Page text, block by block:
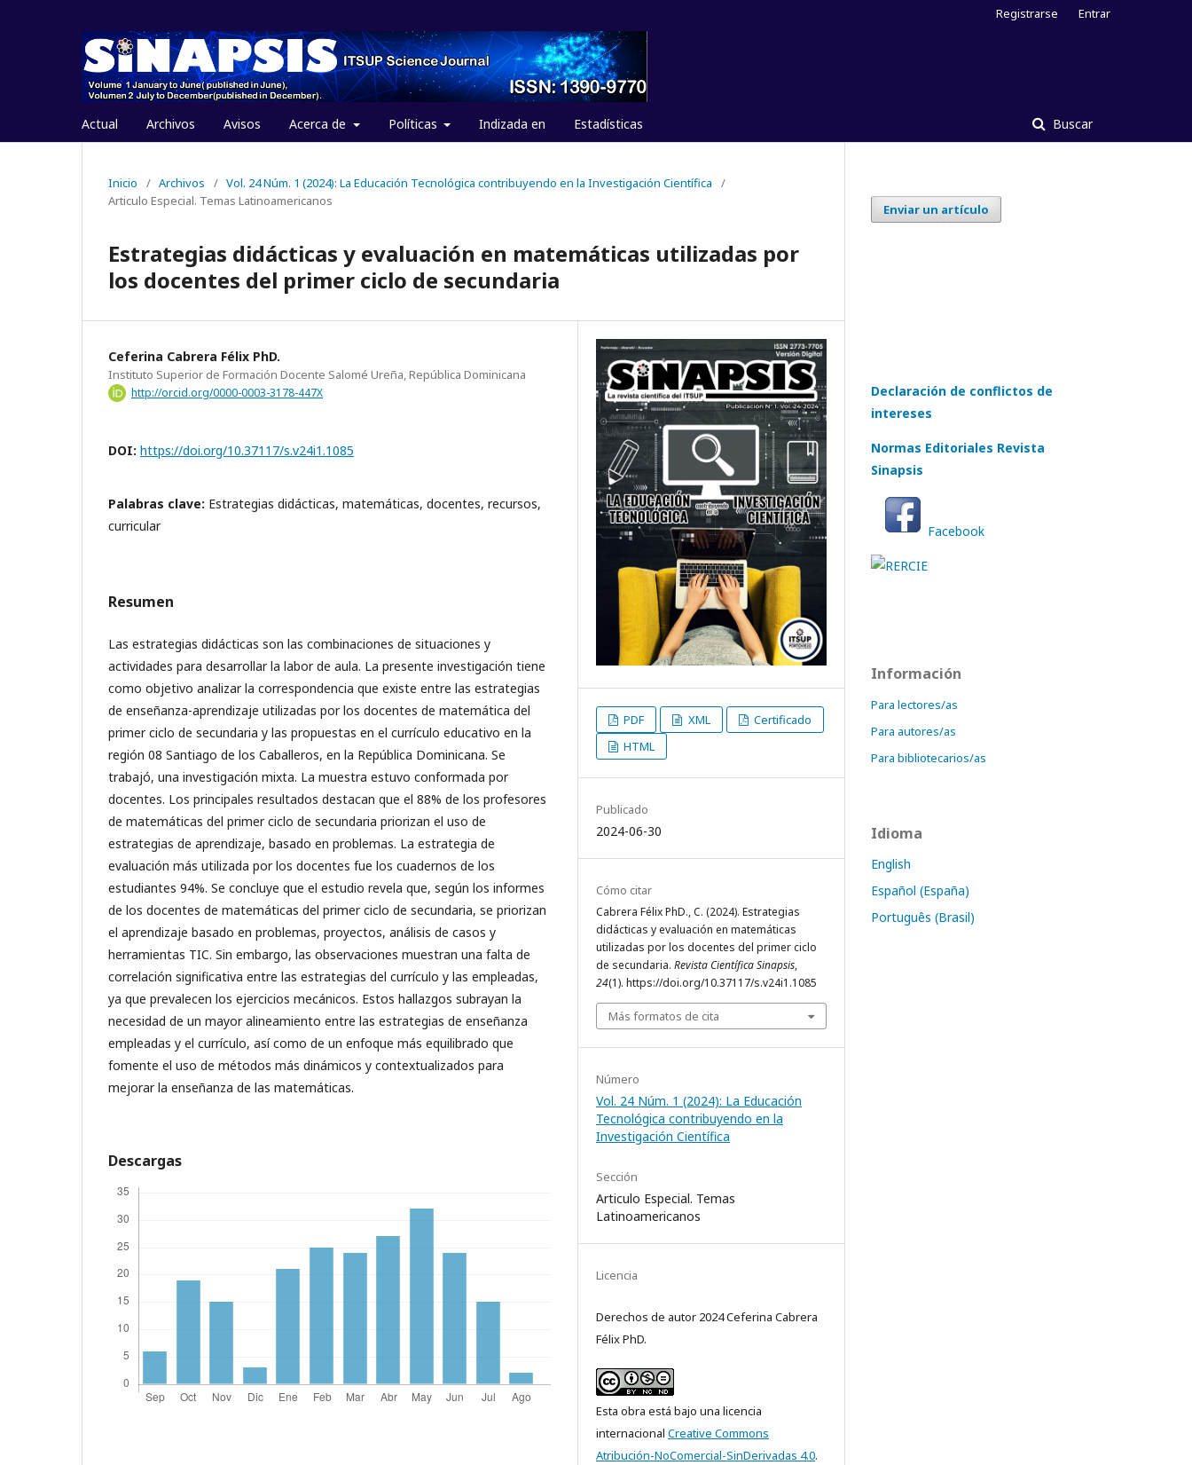
Actual Archivos Avisos Acerca de Políticas Indizada en Estadísticas Buscar
Registrarse Entrar
Inicio / Archivos / Vol. 24 Núm. 1 (2024): La Educación Tecnológica contribuyendo en la Investigación Científica
/
Articulo Especial. Temas Latinoamericanos
Estrategias didácticas y evaluación en matemáticas utilizadas por
los docentes del primer ciclo de secundaria
Ceferina Cabrera Félix PhD.
Instituto Superior de Formación Docente Salomé Ureña, República Dominicana
http://orcid.org/0000-0003-3178-447X
DOI: https://doi.org/10.37117/s.v24i1.1085
Palabras clave: Estrategias didácticas, matemáticas, docentes, recursos,
curricular
Resumen
Las estrategias didácticas son las combinaciones de situaciones y
actividades para desarrollar la labor de aula. La presente investigación tiene
como objetivo analizar la correspondencia que existe entre las estrategias
de enseñanza-aprendizaje utilizadas por los docentes de matemática del
primer ciclo de secundaria y las propuestas en el currículo educativo en la
región 08 Santiago de los Caballeros, en la República Dominicana. Se
trabajó, una investigación mixta. La muestra estuvo conformada por
docentes. Los principales resultados destacan que el 88% de los profesores
de matemáticas del primer ciclo de secundaria priorizan el uso de
estrategias de aprendizaje, basado en problemas. La estrategia de
evaluación más utilizada por los docentes fue los cuadernos de los
estudiantes 94%. Se concluye que el estudio revela que, según los informes
de los docentes de matemáticas del primer ciclo de secundaria, se priorizan
el aprendizaje basado en problemas, proyectos, análisis de casos y
herramientas TIC. Sin embargo, las observaciones muestran una falta de
correlación significativa entre las estrategias del currículo y las empleadas,
ya que prevalecen los ejercicios mecánicos. Estos hallazgos subrayan la
necesidad de un mayor alineamiento entre las estrategias de enseñanza
empleadas y el currículo, así como de un enfoque más equilibrado que
fomente el uso de métodos más dinámicos y contextualizados para
mejorar la enseñanza de las matemáticas.
Descargas
PDF XML
Certificado
HTML
Publicado
2024-06-30
Cómo citar
Cabrera Félix PhD., C. (2024). Estrategias
didácticas y evaluación en matemáticas
utilizadas por los docentes del primer ciclo
de secundaria. Revista Científica Sinapsis,
24(1). https://doi.org/10.37117/s.v24i1.1085
Más formatos de cita
Número
Vol. 24 Núm. 1 (2024): La Educación
Tecnológica contribuyendo en la
Investigación Científica
Sección
Articulo Especial. Temas
Latinoamericanos
Licencia
Derechos de autor 2024 Ceferina Cabrera
Félix PhD.
Esta obra está bajo una licencia
internacional Creative Commons
Atribución-NoComercial-SinDerivadas 4.0.
Enviar un artículo
Declaración de conflictos de
intereses
Normas Editoriales Revista
Sinapsis
Facebook
Información
Para lectores/as
Para autores/as
Para bibliotecarios/as
Idioma
English
Español (España)
Português (Brasil)